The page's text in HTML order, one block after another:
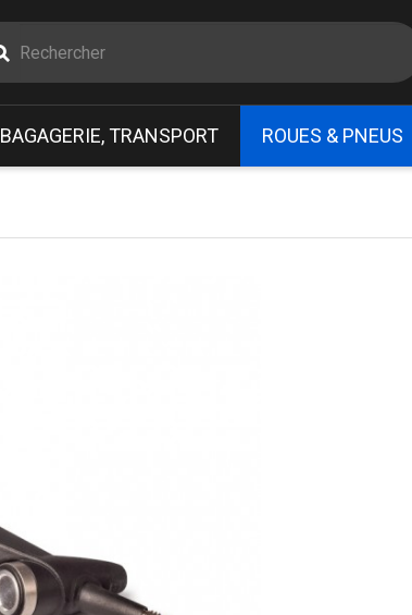
BAGAGERIE, TRANSPORT ROUES & PNEUS